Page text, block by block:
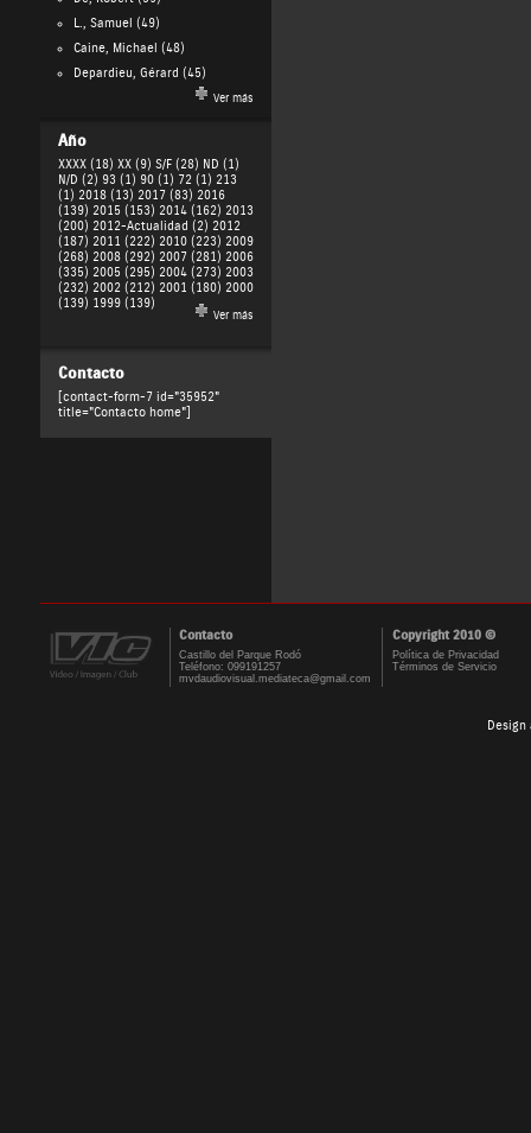
L., Samuel (49)
Caine, Michael (48)
Depardieu, Gérard (45)
Ver más
Año
XXXX (18) XX (9) S/F (28) ND (1)
N/D (2) 93 (1) 90 (1) 72 (1) 213
(1) 2018 (13) 2017 (83) 2016
(139) 2015 (153) 2014 (162) 2013
(200) 2012-Actualidad (2) 2012
(187) 2011 (222) 2010 (223) 2009
(268) 2008 (292) 2007 (281) 2006
(335) 2005 (295) 2004 (273) 2003
(232) 2002 (212) 2001 (180) 2000
(139) 1999 (139)
Ver más
Contacto
[contact-form-7 id="35952"
title="Contacto home"]
Contacto Copyright 2010 ©
Castillo del Parque Rodó
Teléfono: 099191257
mvdaudiovisual.mediateca@gmail.com
Política de Privacidad
Términos de Servicio